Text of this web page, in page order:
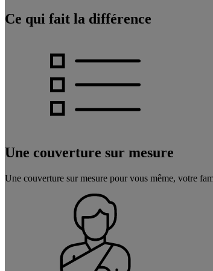
Ce qui fait la différence
Une couverture sur mesure
Une couverture sur mesure pour vous même, votre